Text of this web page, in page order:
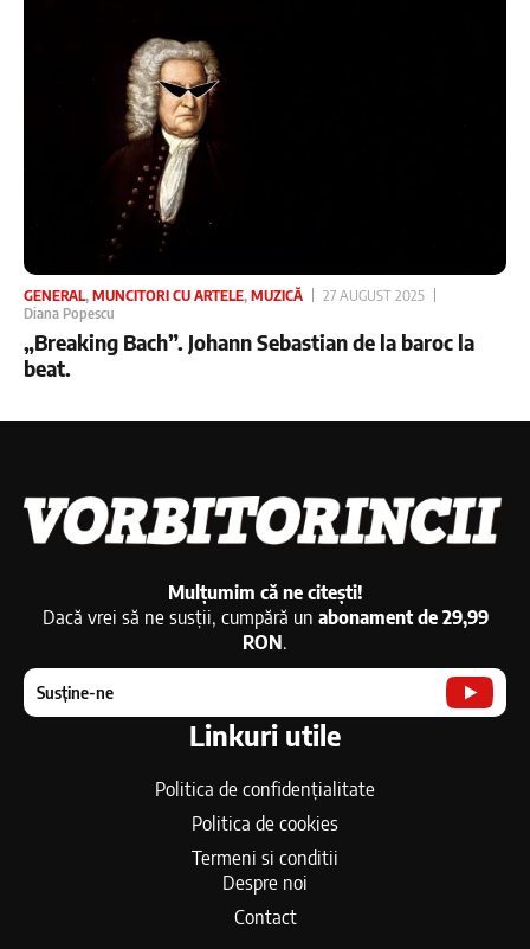
GENERAL, MUNCITORI CU ARTELE, MUZICĂ
27 AUGUST 2025
Diana Popescu
„Breaking Bach”. Johann Sebastian de la baroc la
beat.
Mulțumim că ne citești!
Dacă vrei să ne susții, cumpără un abonament de 29,99
RON.
Susține-ne
Linkuri utile
Politica de confidențialitate
Politica de cookies
Termeni si conditii
Despre noi
Contact